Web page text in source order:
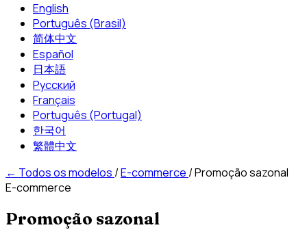
English
Português (Brasil)
简体中文
Español
日本語
Русский
Français
Português (Portugal)
한국어
繁體中文
← Todos os modelos /E-commerce /Promoção sazonal
E-commerce
Promoção sazonal